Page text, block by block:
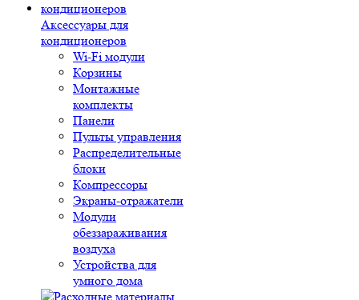
Аксессуары для
кондиционеров
Wi-Fi модули
Корзины
Монтажные
комплекты
Панели
Пульты управления
Распределительные
блоки
Компрессоры
Экраны-отражатели
Модули
обеззараживания
воздуха
Устройства для
умного дома